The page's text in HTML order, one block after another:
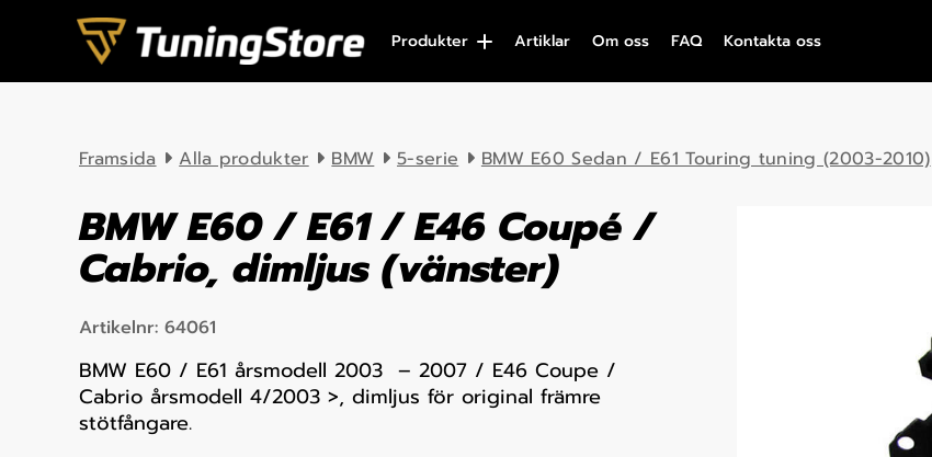
Skip to content
Produkter Artiklar Om oss FAQ Kontakta oss
Framsida Alla produkter BMW 5-serie BMW E60 Sedan / E61 Touring tuning (2003-2010)
BMW E60 / E61 / E46 Coupé /
Cabrio, dimljus (vänster)
Artikelnr: 64061
BMW E60 / E61 årsmodell 2003 – 2007 / E46 Coupe /
Cabrio årsmodell 4/2003 >, dimljus för original främre
stötfångare.